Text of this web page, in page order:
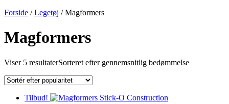
Forside /Legetøj / Magformers
Magformers
Viser 5 resultaterSorteret efter gennemsnitlig bedømmelse
Tilbud!